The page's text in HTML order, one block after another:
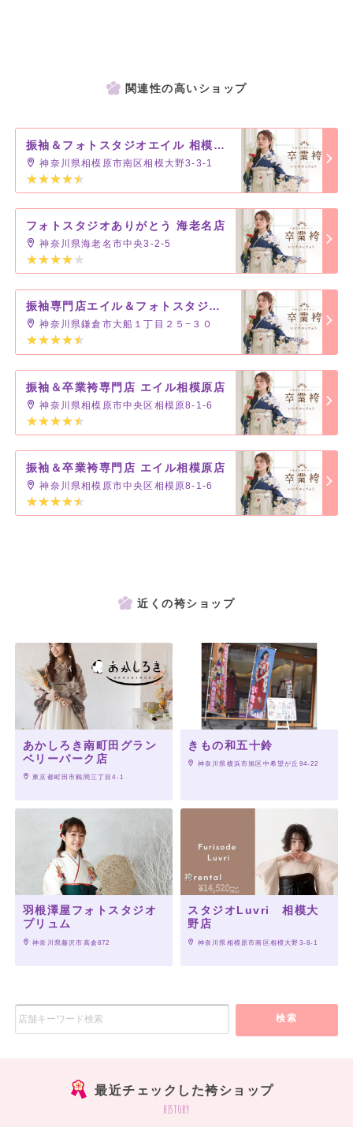
ご不明な点・詳細は「振袖＆フォトスタジオエイル 大和プロス店」
までお気軽にお問い合わせ下さいꔛ‬♡
関連性の高いショップ
振袖＆フォトスタジオエイル 相模大野店
神奈川県相模原市南区相模大野3-3-1
フォトスタジオありがとう 海老名店
神奈川県海老名市中央3-2-5
振袖専門店エイル＆フォトスタジオありがとう 大船店
神奈川県鎌倉市大船１丁目２５−３０
振袖＆卒業袴専門店 エイル相模原店
神奈川県相模原市中央区相模原8-1-6
振袖＆卒業袴専門店 エイル相模原店
神奈川県相模原市中央区相模原8-1-6
近くの袴ショップ
あかしろき南町田グラン
ベリーパーク店
東京都町田市鶴間三丁目4-1
きもの和五十鈴
神奈川県横浜市旭区中希望が丘94-22
羽根澤屋フォトスタジオ
プリュム
神奈川県藤沢市高倉872
スタジオLuvri 相模大
野店
神奈川県相模原市南区相模大野3-8-1
検索
最近チェックした袴ショップ
history